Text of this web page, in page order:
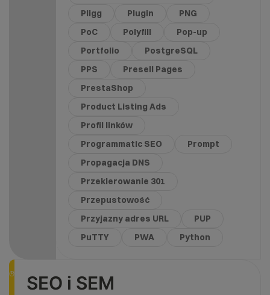
Pligg
Plugin
PNG
PoC
Polyfill
Pop-up
Portfolio
PostgreSQL
PPS
Presell Pages
PrestaShop
Product Listing Ads
Profil linków
Programmatic SEO
Prompt
Propagacja DNS
Przekierowanie 301
Przepustowość
Przyjazny adres URL
PUP
PuTTY
PWA Python
SEO i SEM